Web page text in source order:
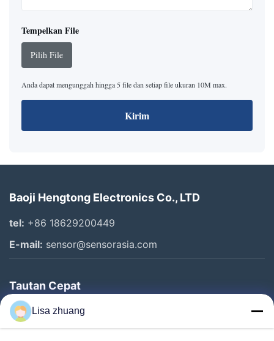
Tempelkan File
Pilih File
Anda dapat mengunggah hingga 5 file dan setiap file ukuran 10M max.
Kirim
Baoji Hengtong Electronics Co., LTD
tel: +86 18629200449
E-mail: sensor@sensorasia.com
Tautan Cepat
Rumah
Produk
Lisa zhuang